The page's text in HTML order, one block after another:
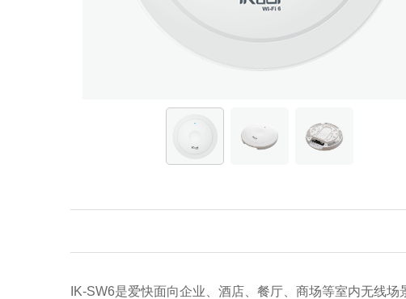
IK-SW6是爱快面向企业、酒店、餐厅、商场等室内无线场